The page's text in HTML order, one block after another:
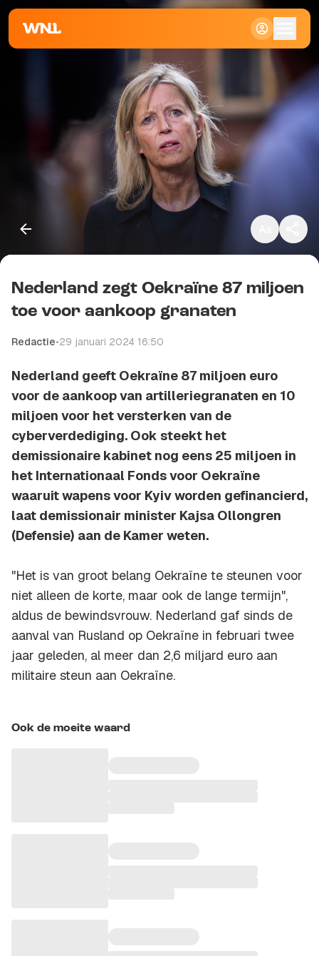
Standaard
Kopieer link
Nederland zegt Oekraïne 87 miljoen
toe voor aankoop granaten
Redactie•29 januari 2024 16:50
Nederland geeft Oekraïne 87 miljoen euro
voor de aankoop van artilleriegranaten en 10
miljoen voor het versterken van de
cyberverdediging. Ook steekt het
demissionaire kabinet nog eens 25 miljoen in
het Internationaal Fonds voor Oekraïne
waaruit wapens voor Kyiv worden gefinancierd,
laat demissionair minister Kajsa Ollongren
(Defensie) aan de Kamer weten.
"Het is van groot belang Oekraïne te steunen voor
niet alleen de korte, maar ook de lange termijn",
aldus de bewindsvrouw. Nederland gaf sinds de
aanval van Rusland op Oekraïne in februari twee
jaar geleden, al meer dan 2,6 miljard euro aan
militaire steun aan Oekraïne.
Ook de moeite waard